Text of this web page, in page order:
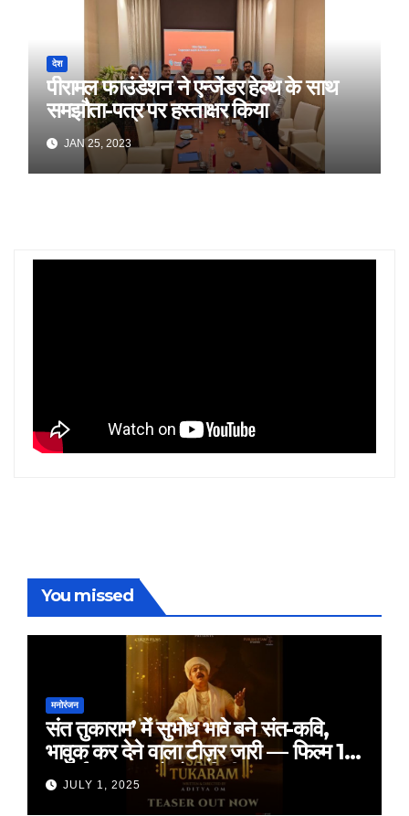
देश
पीरामल फाउंडेशन ने एन्जेंडर हेल्थ के साथ
समझौता-पत्र पर हस्ताक्षर किया
JAN 25, 2023
You missed
मनोरंजन
संत तुकाराम’ में सुभोध भावे बने संत-कवि,
भावुक कर देने वाला टीज़र जारी — फिल्म 18
जुलाई 2025 को होगी रिलीज़
JULY 1, 2025